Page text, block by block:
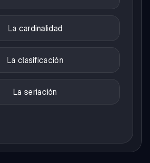
La cardinalidad
La clasificación
La seriación